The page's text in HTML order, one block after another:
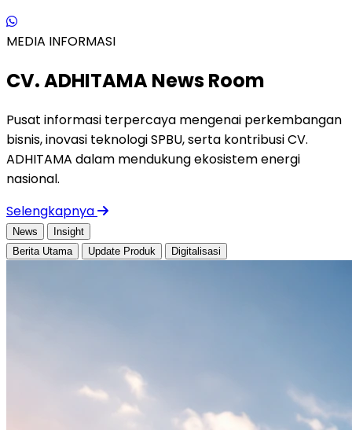
MEDIA INFORMASI
CV. ADHITAMA News Room
Pusat informasi terpercaya mengenai perkembangan
bisnis, inovasi teknologi SPBU, serta kontribusi CV.
ADHITAMA dalam mendukung ekosistem energi
nasional.
Selengkapnya
News
Insight
Berita Utama
Update Produk Digitalisasi